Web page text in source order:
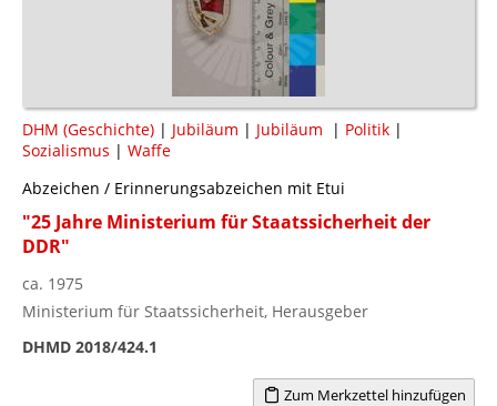
DHM (Geschichte) | Jubiläum | Jubiläum | Politik |
Sozialismus | Waffe
Abzeichen / Erinnerungsabzeichen mit Etui
"25 Jahre Ministerium für Staatssicherheit der
DDR"
ca. 1975
Ministerium für Staatssicherheit, Herausgeber
DHMD 2018/424.1
Zum Merkzettel hinzufügen